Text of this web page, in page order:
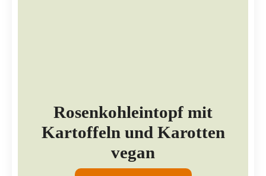
Rosenkohleintopf mit
Kartoffeln und Karotten
vegan